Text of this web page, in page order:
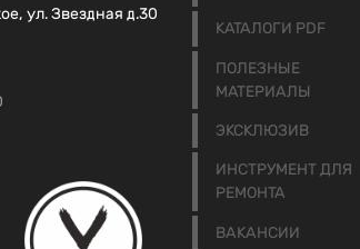
ул. Звездная д.30
КАТАЛОГИ PDF
ПОЛЕЗНЫЕ
МАТЕРИАЛЫ
ЭКСКЛЮЗИВ
ИНСТРУМЕНТ ДЛЯ
РЕМОНТА
ВАКАНСИИ